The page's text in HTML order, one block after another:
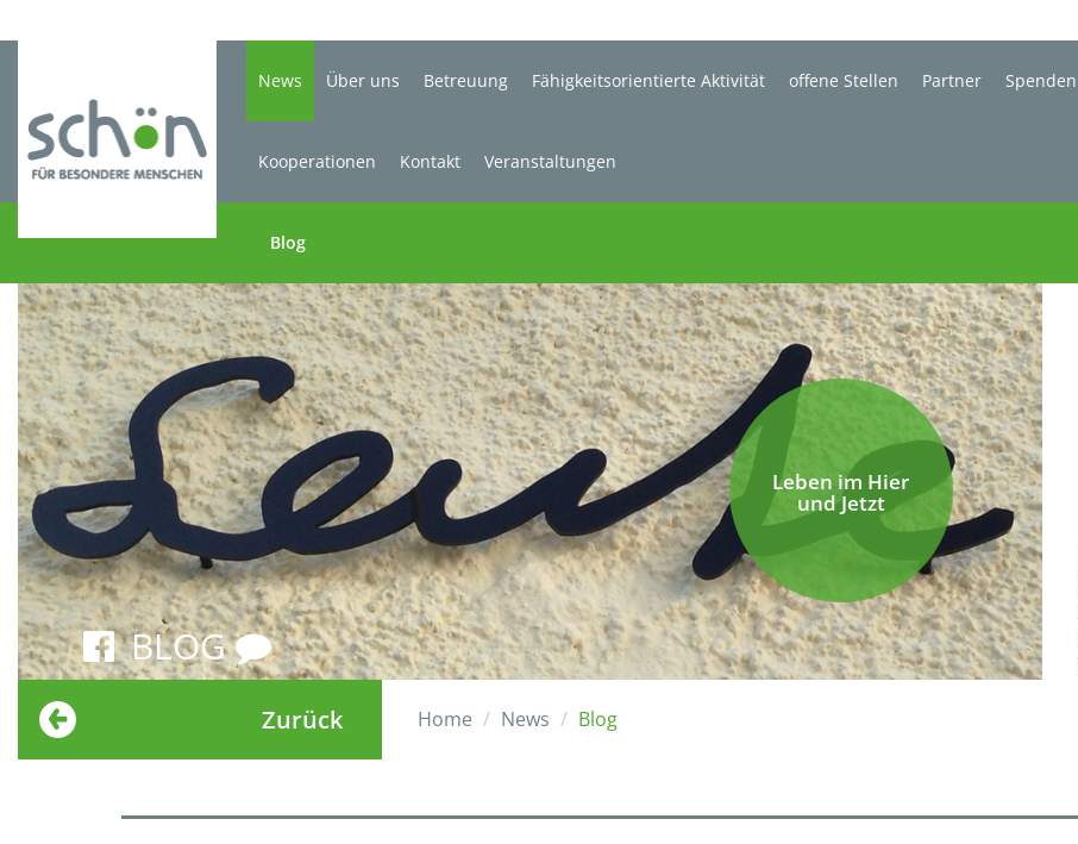
News
Blog
Über uns Betreuung Fähigkeitsorientierte Aktivität offene Stellen Partner Spenden
Kooperationen Kontakt Veranstaltungen
Leben im Hier
und Jetzt
BLOG
Zurück Home News Blog